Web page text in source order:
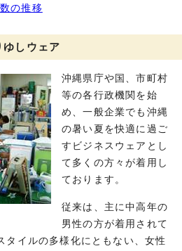
の推移
しウェア
沖縄県庁や国、市町村
等の各行政機関を始
め、一般企業でも沖縄
の暑い夏を快適に過ご
すビジネスウェアとし
て多くの方々が着用し
ております。
従来は、主に中高年の
男性の方が着用されて
タイルの多様化にともない、女性